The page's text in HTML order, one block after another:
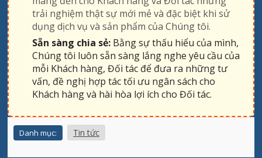
trải nghiệm thật sự mới mẻ và đặc biệt khi sử
dụng dịch vụ và sản phẩm của Chúng tôi.
Sẵn sàng chia sẻ: Bằng sự thấu hiểu của mình,
Chúng tôi luôn sẵn sàng lắng nghe yêu cầu của
mỗi Khách hàng, Đối tác để đưa ra những tư
vấn, đề nghị hợp tác tối ưu ngân sách cho
Khách hàng và hài hòa lợi ích cho Đối tác.
Danh mục: Tin tức